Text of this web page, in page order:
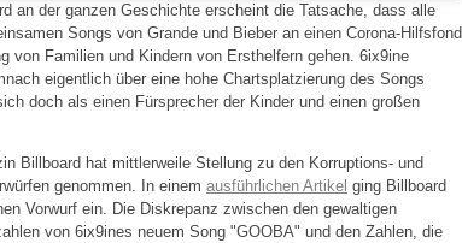
an der ganzen Geschichte erscheint die Tatsache, dass alle
Songs von Grande und Bieber an einen Corona-Hilfsfond
von Familien und Kindern von Ersthelfern gehen. 6ix9ine
eigentlich über eine hohe Chartsplatzierung des Songs
doch als einen Fürsprecher der Kinder und einen großen
Billboard hat mittlerweile Stellung zu den Korruptions- und
genommen. In einem ausführlichen Artikel ging Billboard
Vorwurf ein. Die Diskrepanz zwischen den gewaltigen
von 6ix9ines neuem Song "GOOBA" und den Zahlen, die